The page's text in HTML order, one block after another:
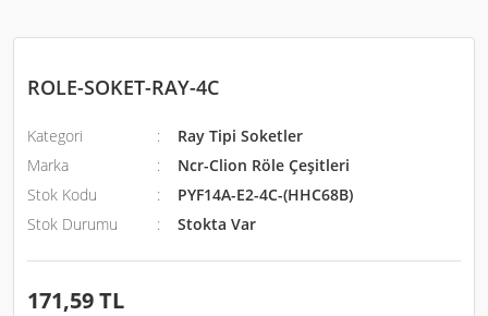
ROLE-SOKET-RAY-4C
Kategori
Ray Tipi Soketler
Marka
Ncr-Clion Röle Çeşitleri
Stok Kodu
PYF14A-E2-4C-(HHC68B)
Stok Durumu
Stokta Var
171,59 TL